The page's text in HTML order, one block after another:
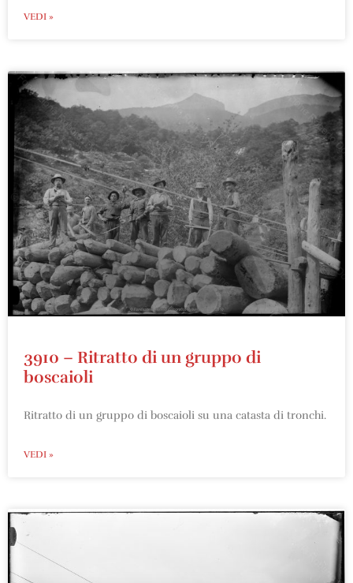
VEDI »
3910 – Ritratto di un gruppo di
boscaioli
Ritratto di un gruppo di boscaioli su una catasta di tronchi.
VEDI »